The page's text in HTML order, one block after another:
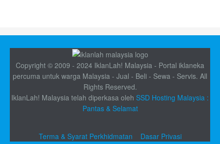
Copyright © 2009 - 2024 IklanLah! Malaysia - Portal iklaneka
percuma untuk warga Malaysia - Jual - Beli - Sewa - Servis. All
Rights Reserved.
IklanLah! Malaysia telah diperkasa oleh SSD Hosting Malaysia :
Pantas & Selamat
Terma & Syarat Perkhidmatan Dasar Privasi